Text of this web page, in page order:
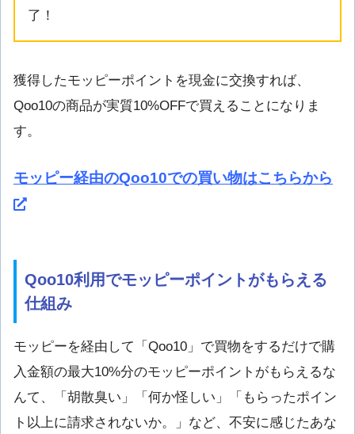
了！
獲得したモッピーポイントを現金に交換すれば、
Qoo10の商品が実質10%OFFで買えることになりま
す。
モッピー経由のQoo10での買い物はこちらから
Qoo10利用でモッピーポイントがもらえる
仕組み
モッピーを経由して「Qoo10」で買物をするだけで購
入金額の最大10%分のモッピーポイントがもらえるな
んて、「胡散臭い」「何か怪しい」「もらったポイン
ト以上に請求されないか。」など、不安に感じたあな